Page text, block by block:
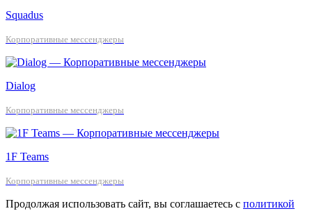
Squadus
Корпоративные мессенджеры
Dialog
Корпоративные мессенджеры
1F Teams
Корпоративные мессенджеры
Продолжая использовать сайт, вы соглашаетесь с политикой